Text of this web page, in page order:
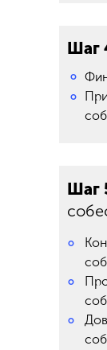
Шаг
°
°
Шаг
°
°
°